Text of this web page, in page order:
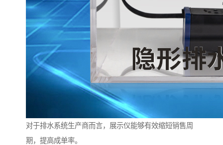
对于排水系统生产商而言，展示仪能够有效缩短销售周
期，提高成单率。